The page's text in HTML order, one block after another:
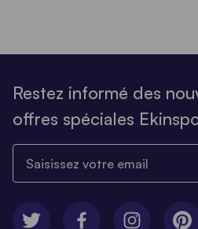
Restez informé des
offres spéciales